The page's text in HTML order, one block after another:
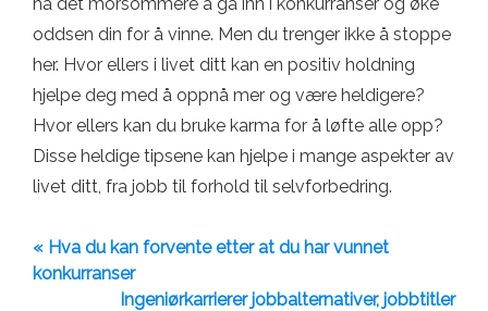
oddsen din for å vinne. Men du trenger ikke å stoppe
her. Hvor ellers i livet ditt kan en positiv holdning
hjelpe deg med å oppnå mer og være heldigere?
Hvor ellers kan du bruke karma for å løfte alle opp?
Disse heldige tipsene kan hjelpe i mange aspekter av
livet ditt, fra jobb til forhold til selvforbedring.
« Hva du kan forvente etter at du har vunnet
konkurranser
Ingeniørkarrierer jobbalternativer, jobbtitler